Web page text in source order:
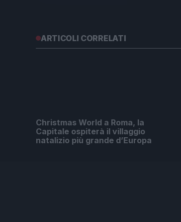
ARTICOLI CORRELATI
Christmas World a Roma, la
Capitale ospiterà il villaggio
natalizio più grande d’Europa